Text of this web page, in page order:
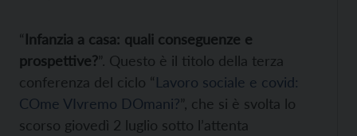
“Infanzia a casa: quali conseguenze e
prospettive?”. Questo è il titolo della terza
conferenza del ciclo “Lavoro sociale e covid:
COme VIvremo DOmani?”, che si è svolta lo
scorso giovedì 2 luglio sotto l’attenta